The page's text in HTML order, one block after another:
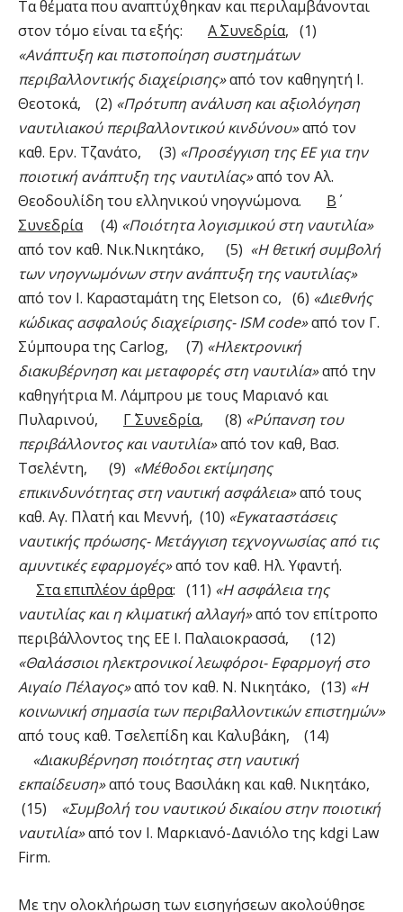
Τα θέματα που αναπτύχθηκαν και περιλαμβάνονται
στον τόμο είναι τα εξής: Α΄ Συνεδρία, (1)
«Ανάπτυξη και πιστοποίηση συστημάτων
περιβαλλοντικής διαχείρισης»από τον καθηγητή Ι.
Θεοτοκά, (2) «Πρότυπη ανάλυση και αξιολόγηση
ναυτιλιακού περιβαλλοντικού κινδύνου»από τον
καθ. Ερν. Τζανάτο, (3) «Προσέγγιση της ΕΕ για την
ποιοτική ανάπτυξη της ναυτιλίας»από τον Αλ.
Θεοδουλίδη του ελληνικού νηογνώμονα. Β΄
Συνεδρία(4) «Ποιότητα λογισμικού στη ναυτιλία»
από τον καθ. Νικ.Νικητάκο, (5) «Η θετική συμβολή
των νηογνωμόνων στην ανάπτυξη της ναυτιλίας»
από τον Ι. Καρασταμάτη της Eletson co, (6) «Διεθνής
κώδικας ασφαλούς διαχείρισης-ISM code»από τον Γ.
Σύμπουρα της Carlog, (7) «Ηλεκτρονική
διακυβέρνηση και μεταφορές στη ναυτιλία»από την
καθηγήτρια Μ. Λάμπρου με τους Μαριανό και
Πυλαρινού, Γ΄ Συνεδρία, (8) «Ρύπανση του
περιβάλλοντος και ναυτιλία»από τον καθ, Βασ.
Τσελέντη, (9) «Μέθοδοι εκτίμησης
επικινδυνότητας στη ναυτική ασφάλεια»από τους
καθ. Αγ. Πλατή και Μεννή, (10) «Εγκαταστάσεις
ναυτικής πρόωσης- Μετάγγιση τεχνογνωσίας από τις
αμυντικές εφαρμογές»από τον καθ. Ηλ. Υφαντή.
Στα επιπλέον άρθρα: (11) «Η ασφάλεια της
ναυτιλίας και η κλιματική αλλαγή»από τον επίτροπο
περιβάλλοντος της ΕΕ Ι. Παλαιοκρασσά, (12)
«Θαλάσσιοι ηλεκτρονικοί λεωφόροι- Εφαρμογή στο
Αιγαίο Πέλαγος»από τον καθ. Ν. Νικητάκο, (13) «Η
κοινωνική σημασία των περιβαλλοντικών επιστημών»
από τους καθ. Τσελεπίδη και Καλυβάκη, (14)
«Διακυβέρνηση ποιότητας στη ναυτική
εκπαίδευση»από τους Βασιλάκη και καθ. Νικητάκο,
(15) «Συμβολή του ναυτικού δικαίου στην ποιοτική
ναυτιλία»από τον Ι. Μαρκιανό-Δανιόλο της kdgi Law
Firm.
Με την ολοκλήρωση των εισηγήσεων ακολούθησε